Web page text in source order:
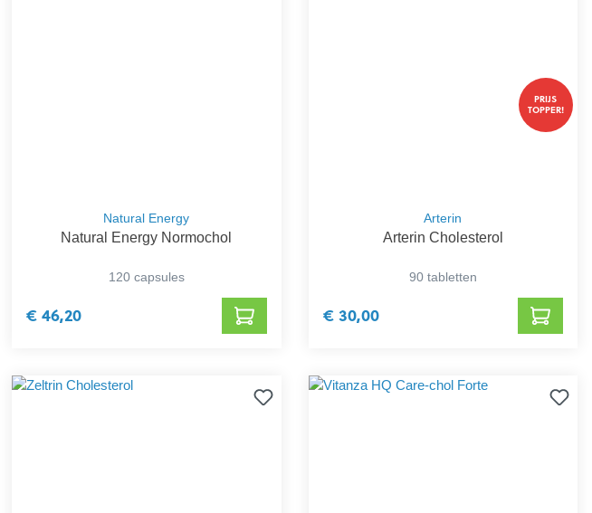
Natural Energy
Natural Energy Normochol
120 capsules
€ 46,20
PRIJS
TOPPER!
Arterin
Arterin Cholesterol
90 tabletten
€ 30,00